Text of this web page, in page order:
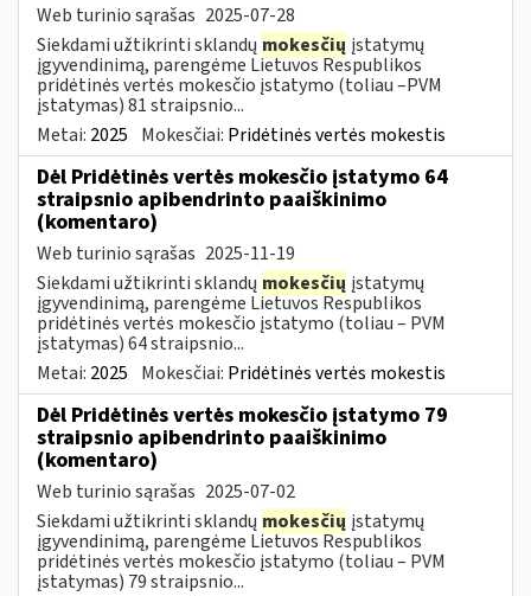
Web turinio sąrašas 2025-07-28
Siekdami užtikrinti sklandų mokesčių įstatymų
įgyvendinimą, parengėme Lietuvos Respublikos
pridėtinės vertės mokesčio įstatymo (toliau –PVM
įstatymas) 81 straipsnio...
Metai: 2025 Mokesčiai: Pridėtinės vertės mokestis
Dėl Pridėtinės vertės mokesčio įstatymo 64
straipsnio apibendrinto paaiškinimo
(komentaro)
Web turinio sąrašas 2025-11-19
Siekdami užtikrinti sklandų mokesčių įstatymų
įgyvendinimą, parengėme Lietuvos Respublikos
pridėtinės vertės mokesčio įstatymo (toliau – PVM
įstatymas) 64 straipsnio...
Metai: 2025 Mokesčiai: Pridėtinės vertės mokestis
Dėl Pridėtinės vertės mokesčio įstatymo 79
straipsnio apibendrinto paaiškinimo
(komentaro)
Web turinio sąrašas 2025-07-02
Siekdami užtikrinti sklandų mokesčių įstatymų
įgyvendinimą, parengėme Lietuvos Respublikos
pridėtinės vertės mokesčio įstatymo (toliau – PVM
įstatymas) 79 straipsnio...